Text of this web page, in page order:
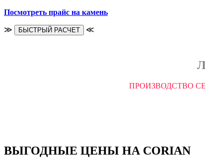
Посмотреть прайс на камень
≫ БЫСТРЫЙ РАСЧЕТ ≪
ПРОИЗВОДСТВО
ВЫГОДНЫЕ ЦЕНЫ НА CORIAN